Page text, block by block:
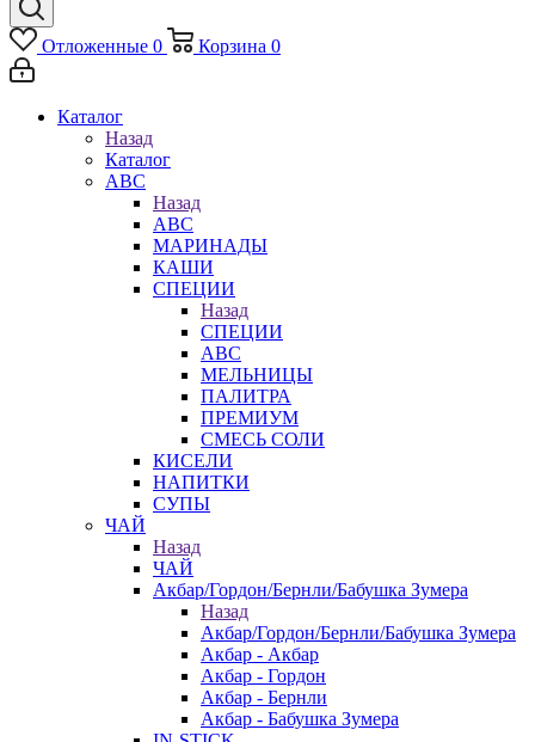
Отложенные 0 Корзина 0
Каталог
Назад
Каталог
АВС
Назад
АВС
МАРИНАДЫ
КАШИ
СПЕЦИИ
Назад
СПЕЦИИ
АВС
МЕЛЬНИЦЫ
ПАЛИТРА
ПРЕМИУМ
СМЕСЬ СОЛИ
КИСЕЛИ
НАПИТКИ
СУПЫ
ЧАЙ
Назад
ЧАЙ
Акбар/Гордон/Бернли/Бабушка Зумера
Назад
Акбар/Гордон/Бернли/Бабушка Зумера
Акбар - Акбар
Акбар - Гордон
Акбар - Бернли
Акбар - Бабушка Зумера